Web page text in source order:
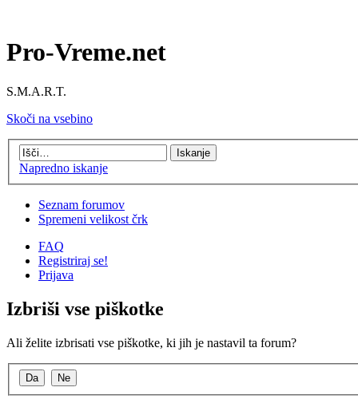
Pro-Vreme.net
S.M.A.R.T.
Skoči na vsebino
Napredno iskanje
Seznam forumov
Spremeni velikost črk
FAQ
Registriraj se!
Prijava
Izbriši vse piškotke
Ali želite izbrisati vse piškotke, ki jih je nastavil ta forum?